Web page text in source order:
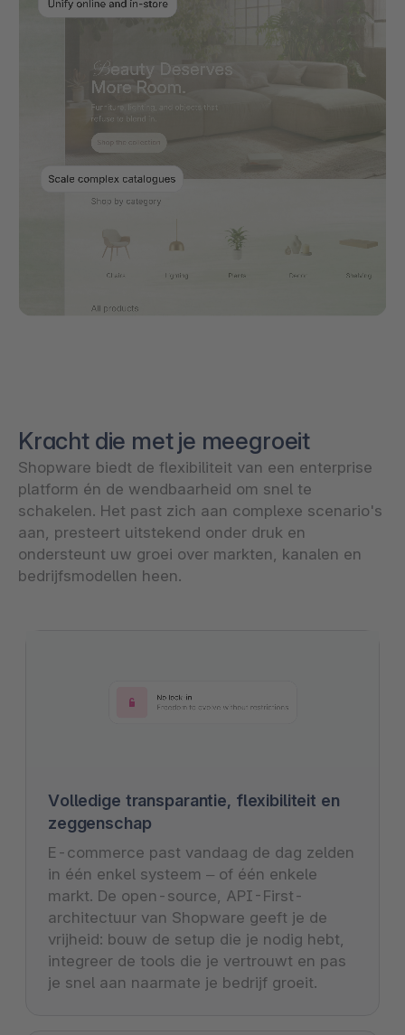
Kracht die met je meegroeit
Shopware biedt de flexibiliteit van een enterprise
platform én de wendbaarheid om snel te
schakelen. Het past zich aan complexe scenario's
aan, presteert uitstekend onder druk en
ondersteunt uw groei over markten, kanalen en
bedrijfsmodellen heen.
Volledige transparantie, flexibiliteit en
zeggenschap
E-commerce past vandaag de dag zelden
in één enkel systeem – of één enkele
markt. De open-source, API-First-
architectuur van Shopware geeft je de
vrijheid: bouw de setup die je nodig hebt,
integreer de tools die je vertrouwt en pas
je snel aan naarmate je bedrijf groeit.